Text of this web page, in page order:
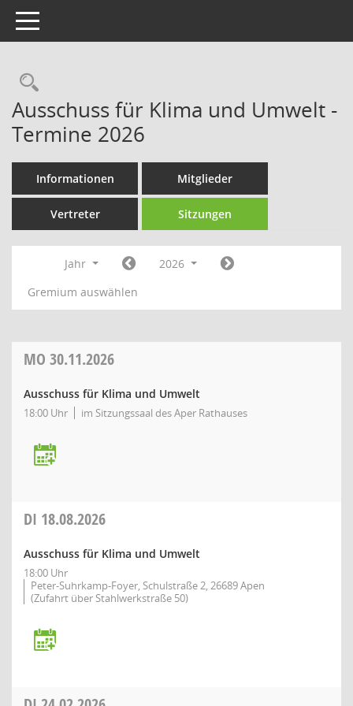
Toggle navigation
Rechercheauswahl
Ausschuss für Klima und Umwelt -
Termine 2026
Informationen Mitglieder
Vertreter Sitzungen
Jahr
2026
Gremium auswählen
MO 30.11.2026
Ausschuss für Klima und Umwelt
18:00 Uhr im Sitzungssaal des Aper Rathauses
DI 18.08.2026
Ausschuss für Klima und Umwelt
18:00 Uhr
Peter-Suhrkamp-Foyer, Schulstraße 2, 26689 Apen
(Zufahrt über Stahlwerkstraße 50)